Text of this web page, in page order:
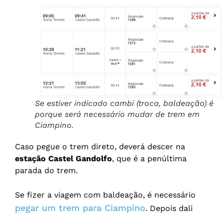
Se estiver indicado cambi (troca, baldeação) é
porque será necessário mudar de trem em
Ciampino.
Caso pegue o trem direto, deverá descer na
estação Castel Gandolfo, que é a penúltima
parada do trem.
Se fizer a viagem com baldeação, é necessário
pegar um trem para Ciampino. Depois dali